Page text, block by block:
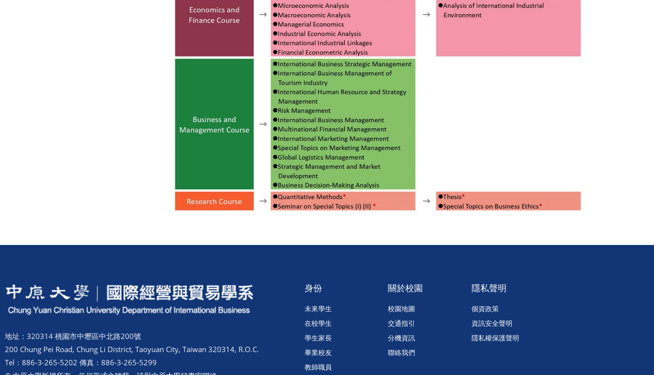
地址：320314 桃園市中壢區中北路200號
200 Chung Pei Road, Chung Li District, Taoyuan City, Taiwan 320314, R.O.C.
Tel：886-3-265-5202 傳真：886-3-265-5299
身份
未來學生
在校學生
學生家長
畢業校友
教師職員
關於校園
校園地圖
交通指引
分機資訊
聯絡我們
隱私聲明
個資政策
資訊安全聲明
隱私權保護聲明